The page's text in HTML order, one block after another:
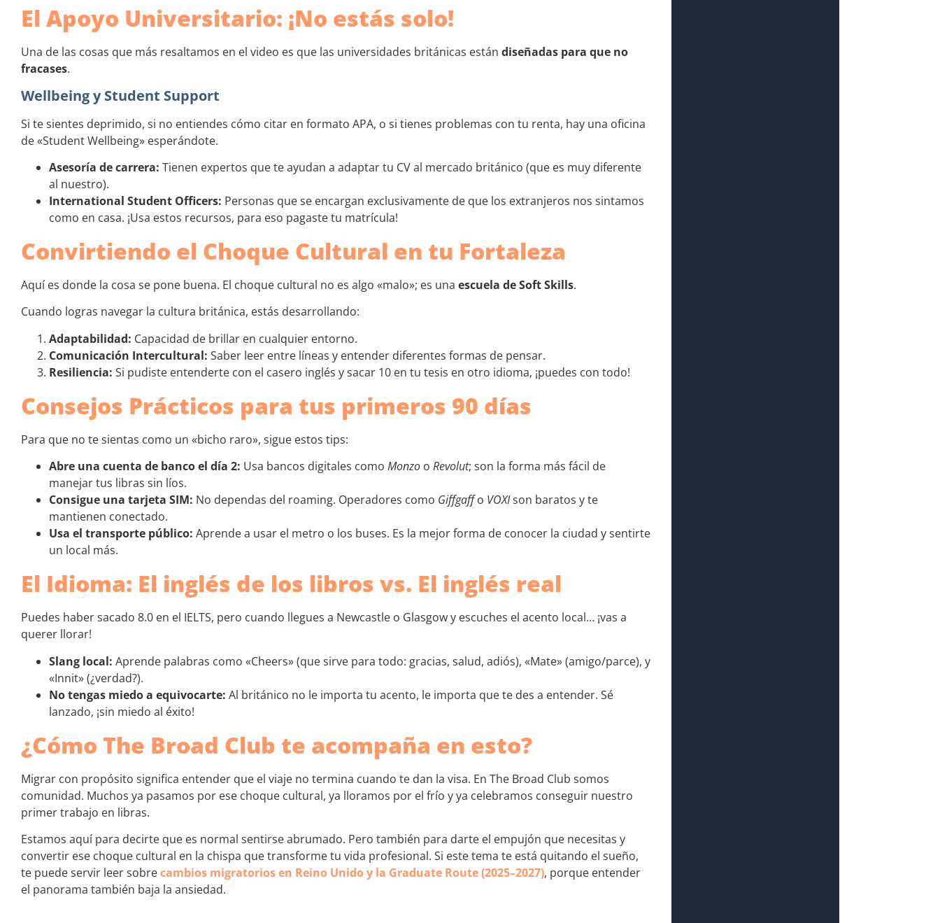
El Apoyo Universitario: ¡No estás solo!
Una de las cosas que más resaltamos en el video es que las universidades británicas están diseñadas para que no
fracases.
Wellbeing y Student Support
Si te sientes deprimido, si no entiendes cómo citar en formato APA, o si tienes problemas con tu renta, hay una oficina
de «Student Wellbeing» esperándote.
Asesoría de carrera: Tienen expertos que te ayudan a adaptar tu CV al mercado británico (que es muy diferente
al nuestro).
International Student Officers: Personas que se encargan exclusivamente de que los extranjeros nos sintamos
como en casa. ¡Usa estos recursos, para eso pagaste tu matrícula!
Convirtiendo el Choque Cultural en tu Fortaleza
Aquí es donde la cosa se pone buena. El choque cultural no es algo «malo»; es una escuela de Soft Skills.
Cuando logras navegar la cultura británica, estás desarrollando:
Adaptabilidad: Capacidad de brillar en cualquier entorno.
Comunicación Intercultural: Saber leer entre líneas y entender diferentes formas de pensar.
Resiliencia: Si pudiste entenderte con el casero inglés y sacar 10 en tu tesis en otro idioma, ¡puedes con todo!
Consejos Prácticos para tus primeros 90 días
Para que no te sientas como un «bicho raro», sigue estos tips:
Abre una cuenta de banco el día 2: Usa bancos digitales como Monzo o Revolut; son la forma más fácil de
manejar tus libras sin líos.
Consigue una tarjeta SIM: No dependas del roaming. Operadores como Giffgaffo VOXIson baratos y te
mantienen conectado.
Usa el transporte público: Aprende a usar el metro o los buses. Es la mejor forma de conocer la ciudad y sentirte
un local más.
El Idioma: El inglés de los libros vs. El inglés real
Puedes haber sacado 8.0 en el IELTS, pero cuando llegues a Newcastle o Glasgow y escuches el acento local… ¡vas a
querer llorar!
Slang local: Aprende palabras como «Cheers» (que sirve para todo: gracias, salud, adiós), «Mate» (amigo/parce), y
«Innit» (¿verdad?).
No tengas miedo a equivocarte: Al británico no le importa tu acento, le importa que te des a entender. Sé
lanzado, ¡sin miedo al éxito!
¿Cómo The Broad Club te acompaña en esto?
Migrar con propósito significa entender que el viaje no termina cuando te dan la visa. En The Broad Club somos
comunidad. Muchos ya pasamos por ese choque cultural, ya lloramos por el frío y ya celebramos conseguir nuestro
primer trabajo en libras.
Estamos aquí para decirte que es normal sentirse abrumado. Pero también para darte el empujón que necesitas y
convertir ese choque cultural en la chispa que transforme tu vida profesional. Si este tema te está quitando el sueño,
te puede servir leer sobrecambios migratorios en Reino Unido y la Graduate Route (2025–2027), porque entender
el panorama también baja la ansiedad.